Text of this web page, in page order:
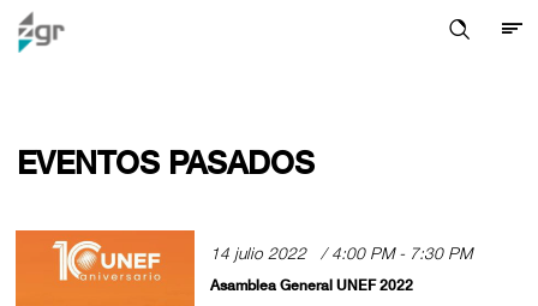
EVENTOS PASADOS
14 julio 2022 / 4:00 PM - 7:30 PM
Asamblea General UNEF 2022